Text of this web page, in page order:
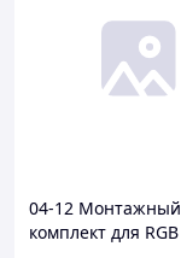
04-12 Монтажный
комплект для RGB